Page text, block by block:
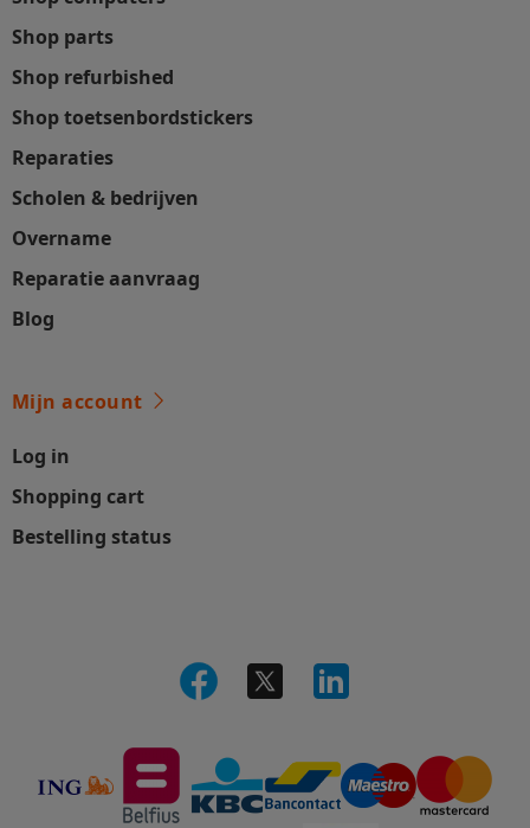
Shop parts
Shop refurbished
Shop toetsenbordstickers
Reparaties
Scholen & bedrijven
Overname
Reparatie aanvraag
Blog
Mijn account
Log in
Shopping cart
Bestelling status